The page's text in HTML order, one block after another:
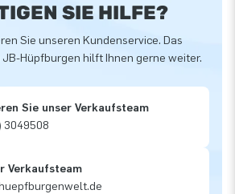
SIE HILFE?
Sie unseren Kundenservice. Das
Hüpfburgen hilft Ihnen gerne weiter.
Sie unser Verkaufsteam
3049508
Verkaufsteam